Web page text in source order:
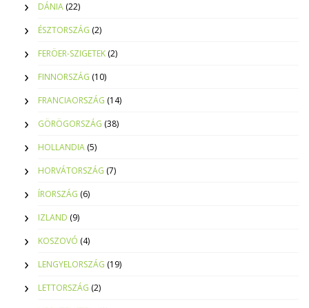
DÁNIA (22)
ÉSZTORSZÁG (2)
FERÖER-SZIGETEK (2)
FINNORSZÁG (10)
FRANCIAORSZÁG (14)
GÖRÖGORSZÁG (38)
HOLLANDIA (5)
HORVÁTORSZÁG (7)
ÍRORSZÁG (6)
IZLAND (9)
KOSZOVÓ (4)
LENGYELORSZÁG (19)
LETTORSZÁG (2)